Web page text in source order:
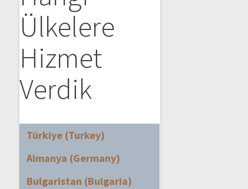
Ülkelere
Hizmet
Verdik
Türkiye (Turkey)
Almanya (Germany)
Bulgaristan (Bulgaria)